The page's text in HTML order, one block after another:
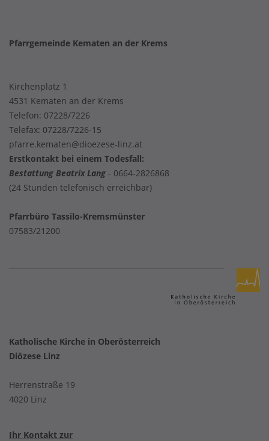
Pfarrgemeinde Kematen an der Krems
Kirchenplatz 1
4531 Kematen an der Krems
Telefon: 07228/7226
Telefax: 07228/7226-15
pfarre.kematen@dioezese-linz.at
Erstkontakt bei einem Todesfall:
Bestattung Beatrix Lang - 0664-2826868
(24 Stunden telefonisch erreichbar)
Pfarrbüro Tassilo-Kremsmünster
07583/21200
Katholische Kirche in Oberösterreich
Diözese Linz
Herrenstraße 19
4020 Linz
Ihr Kontakt zur